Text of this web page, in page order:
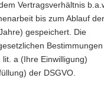
Vertragsverhältnis
bis zum Ablauf der
gespeichert. Die
Bestimmungen
lit. a (Ihre Einwilligung)
der DSGVO.